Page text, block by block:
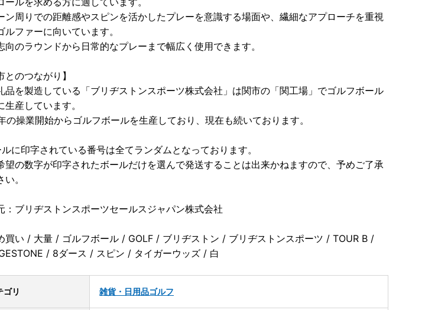
ン周りでの距離感やスピンを活かしたプレーを意識する場面や、繊細なアプローチを重視
ルファーに向いています。
向のラウンドから日常的なプレーまで幅広く使用できます。
とのつながり】
品を製造している「ブリヂストンスポーツ株式会社」は関市の「関工場」でゴルフボール
生産しています。
の操業開始からゴルフボールを生産しており、現在も続いております。
に印字されている番号は全てランダムとなっております。
の数字が印字されたボールだけを選んで発送することは出来かねますので、予めご了承
い。
：ブリヂストンスポーツセールスジャパン株式会社
買い / 大量 / ゴルフボール / GOLF / ブリヂストン / ブリヂストンスポーツ / TOUR B /
/ 8ダース / スピン / タイガーウッズ / 白
ゴリ 雑貨・日用品ゴルフ